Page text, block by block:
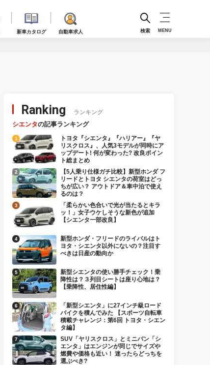
新車カタログ 自動車求人 検索 MENU
Ranking ランキング
シエンタの記事ランキング
トヨタ『シエンタ』『ハリアー』『ヤ
リスクロス』、人気3モデルが同時にア
ップデート! 何が変わった? 改良ポイン
ト総まとめ
【5人乗り仕様ガチ比較】新型ホンダ フ
リードとトヨタ シエンタの荷室はどっ
ちが広い？ アウトドア＆車中泊で使え
るのは？
「柔らかい色合いで光が当たるとキラ
ッ！」女子ウケしそうな新色が追加
【シエンタ一部改良】
新型ホンダ・フリードのライバルはト
ヨタ・シエンタ以外にないの？注目す
べきは日産の動向か
新型シエンタの使い勝手チェック！乗
降性は？３列目シートは座り心地は？
【乗降性、居住性編】
「新型シエンタ」に27インチ級ロード
バイクを積んでみた 【スポーツ自転車
積載チャレンジ：第6回 トヨタ・シエン
タ編】
SUV「ヤリスクロス」とミニバン「シ
エンタ」はエンジンが同じでサイズや
燃費や価格も近い！ 迷ったらどっちを
選ぶべき?